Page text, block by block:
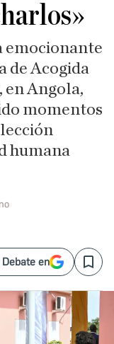
emocionante
de Acogida
en Angola,
momentos
humana
en Save